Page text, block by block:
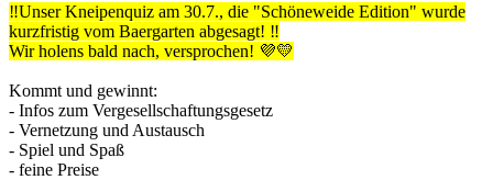
‼️Unser Kneipenquiz am 30.7., die "Schöneweide Edition" wurde
kurzfristig vom Baergarten abgesagt! ‼️
Wir holens bald nach, versprochen! 💜💛
Kommt und gewinnt:
- Infos zum Vergesellschaftungsgesetz
- Vernetzung und Austausch
- Spiel und Spaß
- feine Preise